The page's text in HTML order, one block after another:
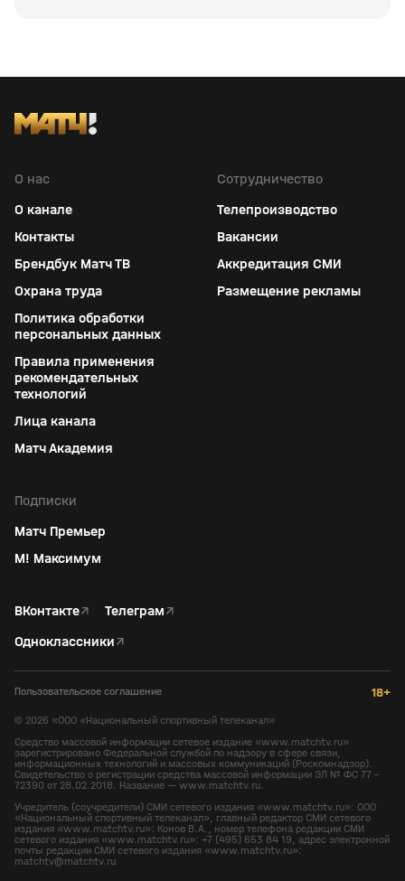
О нас
О канале
Контакты
Брендбук Матч ТВ
Охрана труда
Политика обработки
персональных данных
Правила применения
рекомендательных
технологий
Лица канала
Матч Академия
Сотрудничество
Телепроизводство
Вакансии
Аккредитация СМИ
Размещение рекламы
Подписки
Матч Премьер
М! Максимум
ВКонтакте↗ Телеграм↗
Одноклассники↗
Пользовательское соглашение 18+
© 2026 «ООО «Национальный спортивный телеканал»
Средство массовой информации сетевое издание «www.matchtv.ru»
зарегистрировано Федеральной службой по надзору в сфере связи,
информационных технологий и массовых коммуникаций (Роскомнадзор).
Свидетельство о регистрации средства массовой информации ЭЛ № ФС 77 -
72390 от 28.02.2018. Название — www.matchtv.ru.
Учредитель (соучредители) СМИ сетевого издания «www.matchtv.ru»: ООО
«Национальный спортивный телеканал», главный редактор СМИ сетевого
издания «www.matchtv.ru»: Конов В.А., номер телефона редакции СМИ
сетевого издания «www.matchtv.ru»: +7 (495) 653 84 19, адрес электронной
почты редакции СМИ сетевого издания «www.matchtv.ru»:
matchtv@matchtv.ru